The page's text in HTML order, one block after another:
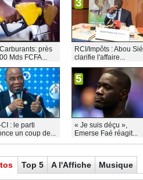
près
Mds FCFA...
3
RCI/Impôts : Abou Sié
clarifie l'affaire...
: le parti
un coup de...
5
« Je suis déçu »,
Emerse Faé réagit...
Top 5 A l'Affiche Musique